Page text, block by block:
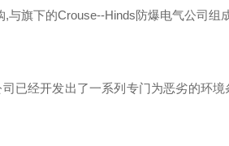
,与旗下的Crouse--Hinds防爆电气公司组
已经开发出了一系列专门为恶劣的环境